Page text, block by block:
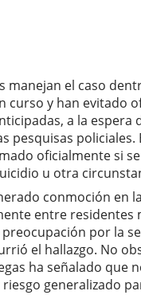
manejan el caso
curso y han evitado
a la espera
pesquisas policiales.
oficialmente si
u otra
conmoción en
entre residentes
por la
el hallazgo. No
ha señalado que
generalizado